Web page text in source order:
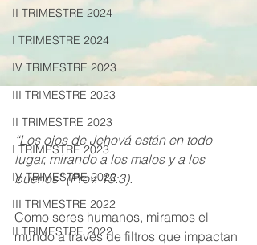
II TRIMESTRE 2024
I TRIMESTRE 2024
IV TRIMESTRE 2023
III TRIMESTRE 2023
II TRIMESTRE 2023
I TRIMESTRE 2023
IV TRIMESTRE 2022
III TRIMESTRE 2022
II TRIMESTRE 2022
“Los ojos de Jehová están en todo
lugar, mirando a los malos y a los
buenos” (Prov. 15:3).
Como seres humanos, miramos el
mundo a través de filtros que impactan